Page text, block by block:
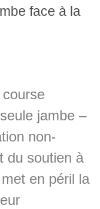
face à la
jambe –
non-
du soutien à
met en péril la